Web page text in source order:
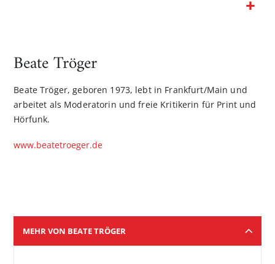
Bildgalerie
Beate Tröger
Beate Tröger, geboren 1973, lebt in Frankfurt/Main und
arbeitet als Moderatorin und freie Kritikerin für Print und
Hörfunk.
www.beatetroeger.de
MEHR VON BEATE TRÖGER